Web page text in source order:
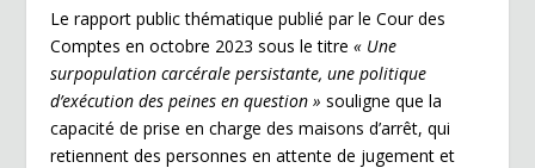
Le rapport public thématique publié par le Cour des
Comptes en octobre 2023 sous le titre« Une
surpopulation carcérale persistante, une politique
d’exécution des peines en question » souligne que la
capacité de prise en charge des maisons d’arrêt, qui
retiennent des personnes en attente de jugement et